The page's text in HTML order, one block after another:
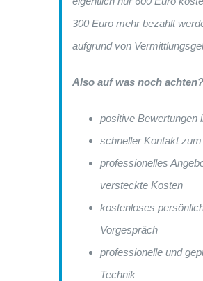
300 Euro mehr bezahlt
aufgrund von
Also auf was noch achten?
positive Bewertungen
schneller Kontakt
professionelles
versteckte Kosten
kostenloses
Vorgespräch
professionelle und
Technik